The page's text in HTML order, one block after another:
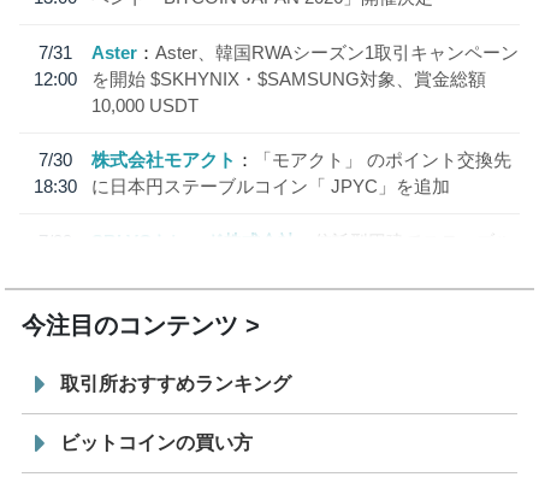
7/31
12:00
Aster
Aster、韓国RWAシーズン1取引キャンペーン
を開始 $SKHYNIX・$SAMSUNG対象、賞金総額
10,000 USDT
7/30
18:30
株式会社モアクト
「モアクト」 のポイント交換先
に日本円ステーブルコイン「 JPYC」を追加
7/29
SBI VCトレード株式会社
信託型円建てステーブル
今注目のコンテンツ
取引所おすすめランキング
ビットコインの買い方